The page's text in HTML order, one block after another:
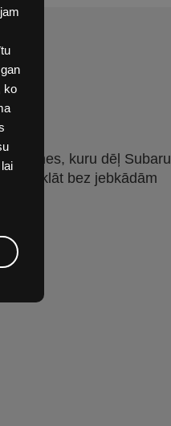
ko
iezīmes, kuru dēļ Subaru
turklāt bez jebkādām